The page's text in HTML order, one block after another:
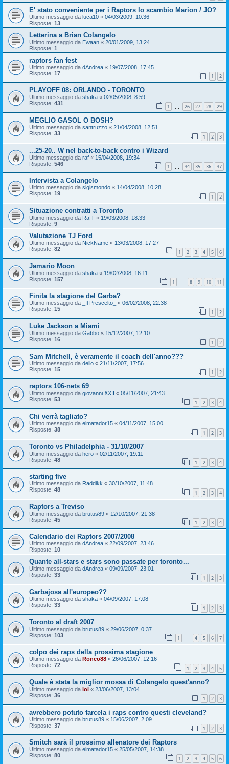
E' stato conveniente per i Raptors lo scambio Marion / JO?
Ultimo messaggio da luca10 « 04/03/2009, 10:36
Risposte: 13
Letterina a Brian Colangelo
Ultimo messaggio da Ewaan « 20/01/2009, 13:24
Risposte: 1
raptors fan fest
Ultimo messaggio da dAndrea « 19/07/2008, 17:45
Risposte: 17 1 2
PLAYOFF 08: ORLANDO - TORONTO
Ultimo messaggio da shaka « 02/05/2008, 8:59
Risposte: 431 1 26 27 28 29
MEGLIO GASOL O BOSH?
Ultimo messaggio da santruzzo « 21/04/2008, 12:51
Risposte: 33 1 2 3
...25-20.. W nel back-to-back contro i Wizard
Ultimo messaggio da raf « 15/04/2008, 19:34
Risposte: 546 1 34 35 36 37
Intervista a Colangelo
Ultimo messaggio da sigismondo « 14/04/2008, 10:28
Risposte: 19 1 2
Situazione contratti a Toronto
Ultimo messaggio da RafT « 19/03/2008, 18:33
Risposte: 9
Valutazione TJ Ford
Ultimo messaggio da NickName « 13/03/2008, 17:27
Risposte: 82 1 2 3 4 5 6
Jamario Moon
Ultimo messaggio da shaka « 19/02/2008, 16:11
Risposte: 157 1 8 9 10 11
Finita la stagione del Garba?
Ultimo messaggio da _Il Prescelto_ « 06/02/2008, 22:38
Risposte: 15 1 2
Luke Jackson a Miami
Ultimo messaggio da Gabbo « 15/12/2007, 12:10
Risposte: 16 1 2
Sam Mitchell, è veramente il coach dell'anno???
Ultimo messaggio da dello « 21/11/2007, 17:56
Risposte: 15 1 2
raptors 106-nets 69
Ultimo messaggio da giovanni XXII « 05/11/2007, 21:43
Risposte: 53 1 2 3 4
Chi verrà tagliato?
Ultimo messaggio da elmatador15 « 04/11/2007, 15:00
Risposte: 38 1 2 3
Toronto vs Philadelphia - 31/10/2007
Ultimo messaggio da hero « 02/11/2007, 19:11
Risposte: 48 1 2 3 4
starting five
Ultimo messaggio da Raddikk « 30/10/2007, 11:48
Risposte: 48 1 2 3 4
Raptors a Treviso
Ultimo messaggio da brutus89 « 12/10/2007, 21:38
Risposte: 45 1 2 3 4
Calendario dei Raptors 2007/2008
Ultimo messaggio da dAndrea « 22/09/2007, 23:46
Risposte: 10
Quante all-stars e stars sono passate per toronto...
Ultimo messaggio da dAndrea « 09/09/2007, 23:01
Risposte: 33 1 2 3
Garbajosa all'europeo??
Ultimo messaggio da shaka « 04/09/2007, 17:08
Risposte: 33 1 2 3
Toronto al draft 2007
Ultimo messaggio da brutus89 « 29/06/2007, 0:37
Risposte: 103 1 4 5 6 7
colpo dei raps della prossima stagione
Ultimo messaggio da Ronco88 « 26/06/2007, 12:16
Risposte: 72 1 2 3 4 5
Quale è stata la miglior mossa di Colangelo quest'anno?
Ultimo messaggio da lol « 23/06/2007, 13:04
Risposte: 36 1 2 3
avrebbero potuto farcela i raps contro questi cleveland?
Ultimo messaggio da brutus89 « 15/06/2007, 2:09
Risposte: 37 1 2 3
Smitch sarà il prossimo allenatore dei Raptors
Ultimo messaggio da elmatador15 « 25/05/2007, 14:38
Risposte: 80 1 2 3 4 5 6